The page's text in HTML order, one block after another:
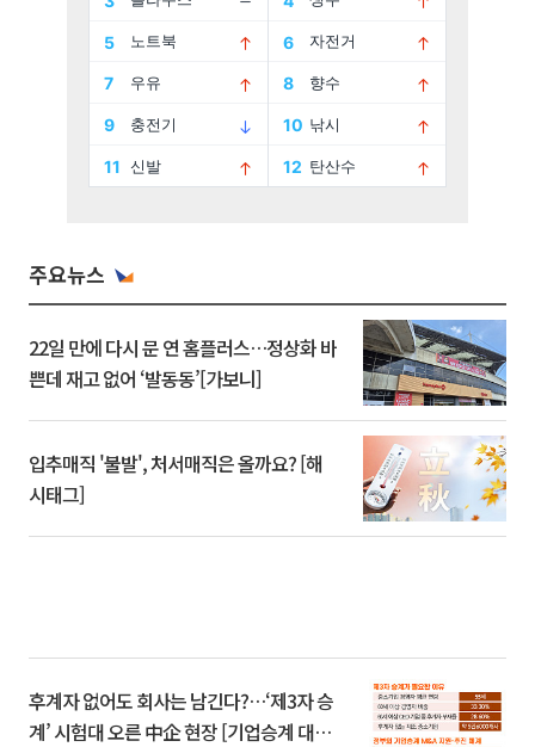
주요뉴스
22일 만에 다시 문 연 홈플러스…정상화 바
쁜데 재고 없어 ‘발동동’[가보니]
입추매직 '불발', 처서매직은 올까요? [해
시태그]
후계자 없어도 회사는 남긴다?…‘제3자 승
계’ 시험대 오른 中企 현장 [기업승계 대전